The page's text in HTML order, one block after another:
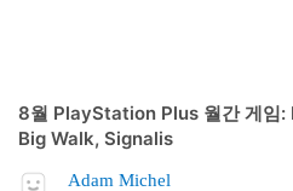
8월 PlayStation Plus 월간 게임
Big Walk, Signalis
Adam Michel